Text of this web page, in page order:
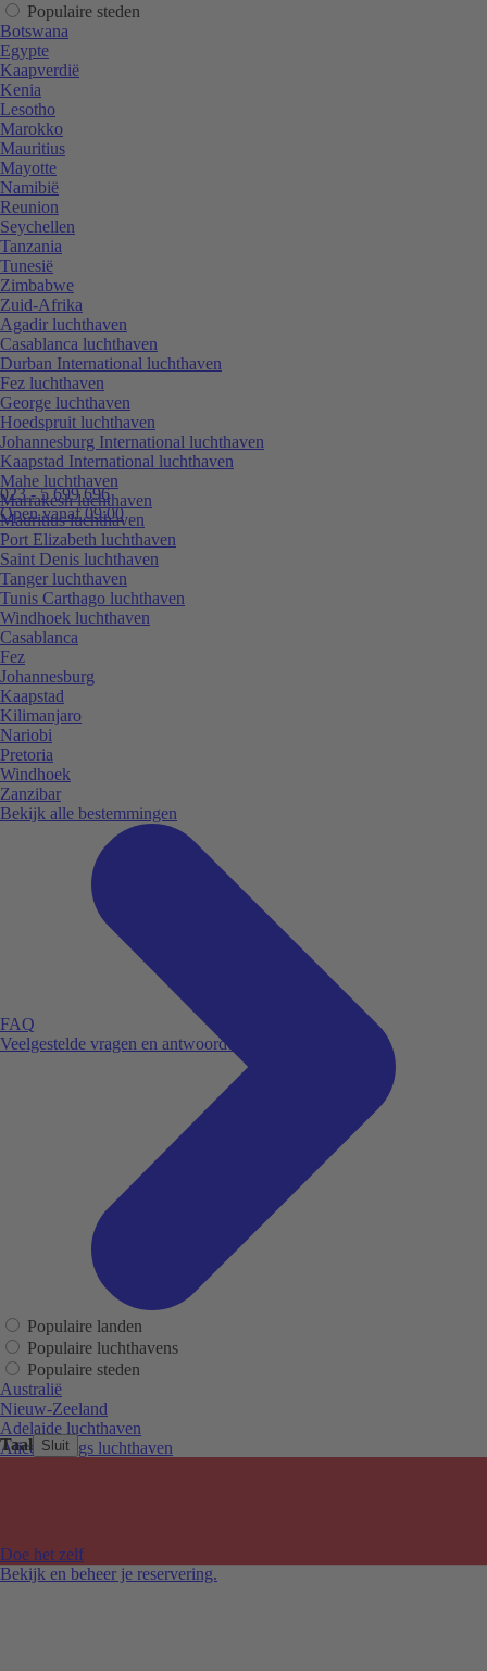
Taal Sluit
023 - 5 699 696
Open vanaf 09:00
FAQ
Veelgestelde vragen en antwoorden.
Doe het zelf
Bekijk en beheer je reservering.
Populaire steden
Botswana
Egypte
Kaapverdië
Kenia
Lesotho
Marokko
Mauritius
Mayotte
Namibië
Reunion
Seychellen
Tanzania
Tunesië
Zimbabwe
Zuid-Afrika
Agadir luchthaven
Casablanca luchthaven
Durban International luchthaven
Fez luchthaven
George luchthaven
Hoedspruit luchthaven
Johannesburg International luchthaven
Kaapstad International luchthaven
Mahe luchthaven
Marrakesh luchthaven
Mauritius luchthaven
Port Elizabeth luchthaven
Saint Denis luchthaven
Tanger luchthaven
Tunis Carthago luchthaven
Windhoek luchthaven
Casablanca
Fez
Johannesburg
Kaapstad
Kilimanjaro
Nariobi
Pretoria
Windhoek
Zanzibar
Bekijk alle bestemmingen
Populaire landen
Populaire luchthavens
Populaire steden
Australië
Nieuw-Zeeland
Adelaide luchthaven
Alice Springs luchthaven
Melbourne Tullamarine luchthaven
Perth luchthaven
Sydney luchthaven